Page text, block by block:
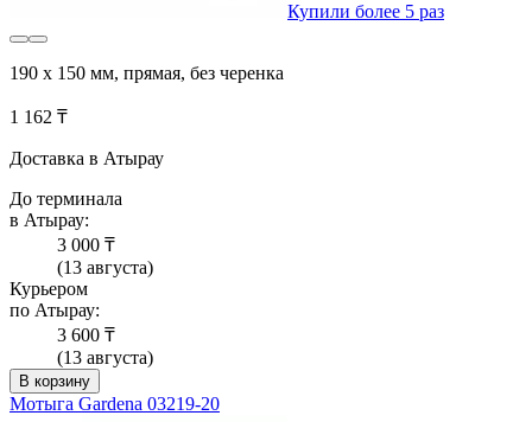
Купили более 5 раз
190 х 150 мм, прямая, без черенка
1 162 ₸
Доставка в Атырау
До терминала
в Атырау:
3 000 ₸
(13 августа)
Курьером
по Атырау:
3 600 ₸
(13 августа)
В корзину
Мотыга Gardena 03219-20